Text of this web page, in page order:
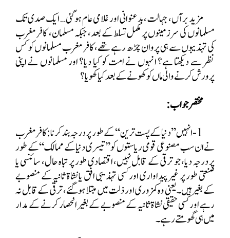
مزید برآں، جہالت، بدعنوانی اور غلامی عام ہوگئی… ایک صدی تک
مسلمانوں کی سرزمینوں پر مکمل تسلط کے بعد، جبکہ مسلمان،کافر مغرب
کی تہذیبوں سے ہی پروان چڑھ رہے تھے، کافر مغرب مسلمانوں کو کس
نظر سے دیکھتا ہے؟ انہوں نے امت کو کیا دیا؟ اور مسلمانوں نے اپنی
پرورش کرنے والی ماں کو کھونے کے بعد کیا کھویا؟
مختصر جواب :
1- انہیں ’’دنیا کے پست ترین‘‘ کے طور پر درجہ بند کرنا:کافر مغرب
نے ان سب مصنوعی قومی ریاستوں کو ’’تیسری دنیا کے ممالک‘‘ کے طور
پر درجہ دیا، جو ترقی کے قابل نہیں، اقتصادی طور پر تباہ حال، سائنسی یا
صنعتی طور پر غیر پیداواری اور کسی تہذیبی افق یا نشاۃ ثانیہ کے منصوبے
کے بغیر ہیں۔ یعنی وہ کمزوری اور ذلت میں مبتلا ہو گئے، ترقی کے قابل نہ
رہے اور کسی حقیقی نشاۃ ثانیہ کے منصوبے کے بغیر انحصار کرنے کے مدار
میں ہی گھومتے رہے۔